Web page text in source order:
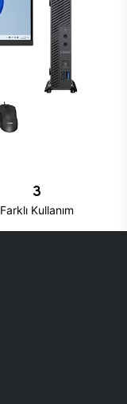
3
Farklı Kullanım